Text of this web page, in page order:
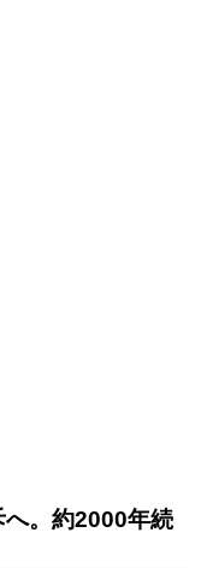
へ。約2000年続